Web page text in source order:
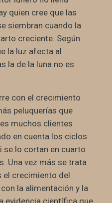
quien cree que las
siembran cuando la
creciente. Según
la luz afecta al
la de la luna no es
con el crecimiento
peluquerías que
muchos clientes
en cuenta los ciclos
se lo cortan en cuarto
Una vez más se trata
el crecimiento del
la alimentación y la